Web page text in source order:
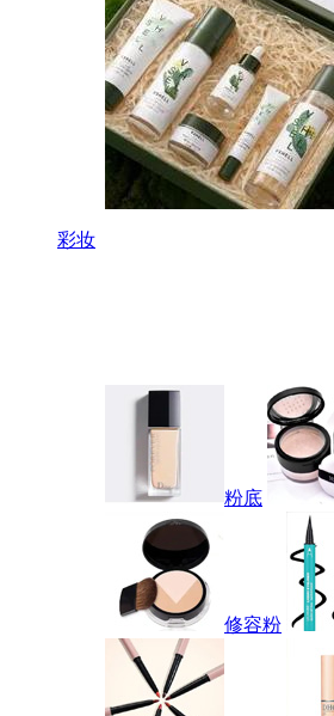
彩妆
粉底
修容粉